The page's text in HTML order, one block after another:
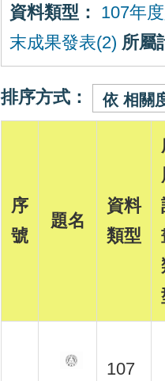
資料類型： 107年
末成果發表(2) 所屬
排序方式：
序
號
題名
資料
類型
107